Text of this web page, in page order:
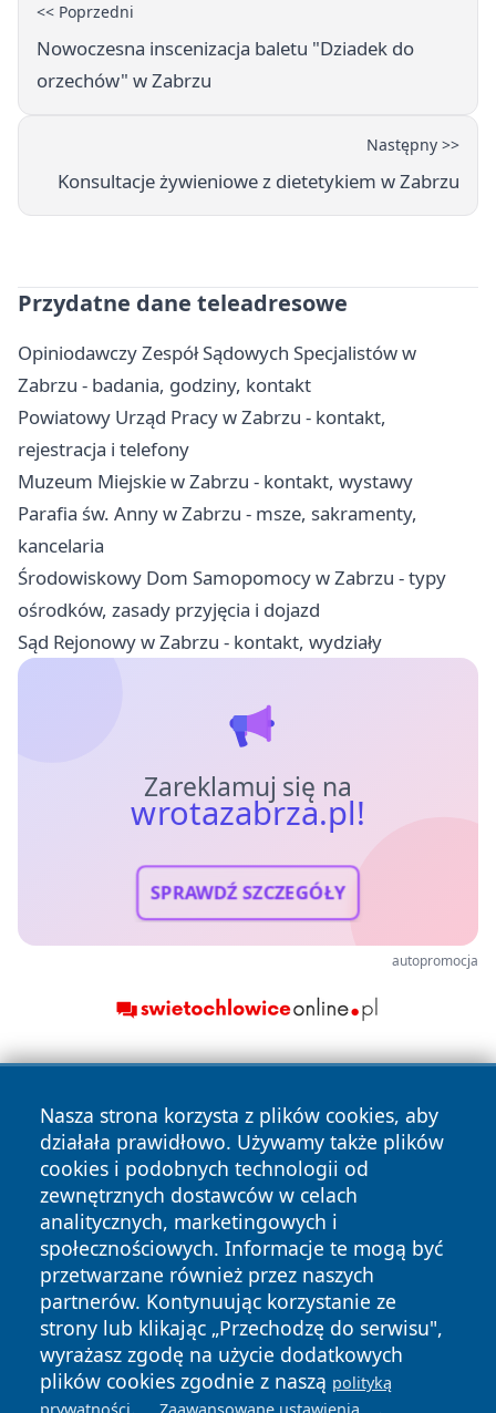
<< Poprzedni
Nowoczesna inscenizacja baletu "Dziadek do
orzechów" w Zabrzu
Następny >>
Konsultacje żywieniowe z dietetykiem w Zabrzu
Przydatne dane teleadresowe
Opiniodawczy Zespół Sądowych Specjalistów w
Zabrzu - badania, godziny, kontakt
Powiatowy Urząd Pracy w Zabrzu - kontakt,
rejestracja i telefony
Muzeum Miejskie w Zabrzu - kontakt, wystawy
Parafia św. Anny w Zabrzu - msze, sakramenty,
kancelaria
Środowiskowy Dom Samopomocy w Zabrzu - typy
ośrodków, zasady przyjęcia i dojazd
Sąd Rejonowy w Zabrzu - kontakt, wydziały
Zareklamuj się na
wrotazabrza.pl!
SPRAWDŹ SZCZEGÓŁY
autopromocja
Nasza strona korzysta z plików cookies, aby
działała prawidłowo. Używamy także plików
cookies i podobnych technologii od
zewnętrznych dostawców w celach
analitycznych, marketingowych i
społecznościowych. Informacje te mogą być
przetwarzane również przez naszych
partnerów. Kontynuując korzystanie ze
strony lub klikając „Przechodzę do serwisu",
wyrażasz zgodę na użycie dodatkowych
plików cookies zgodnie z naszą polityką
Copyright © 2026 wrotazabrza.pl Wszystkie prawa
zastrzeżone.
News Autorzy
Polityka
Prywatności
Polityka
Cookies